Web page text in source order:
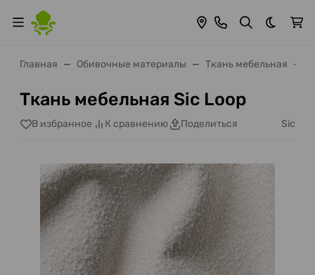
Темная
Главная Обивочные материалы Ткань мебельная
Ткань мебельная Sic Loop
В избранное К сравнению Поделиться Sic